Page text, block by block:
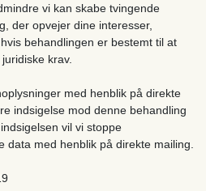
vi kan skabe tvingende
der opvejer dine interesser,
behandlingen er bestemt til at
krav.
med henblik på direkte
indsigelse mod denne behandling
vil vi stoppe
data med henblik på direkte mailing.